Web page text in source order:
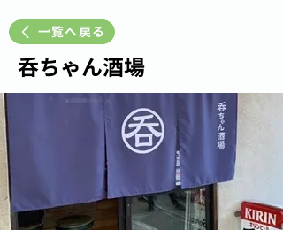
一覧へ戻る
呑ちゃん酒場